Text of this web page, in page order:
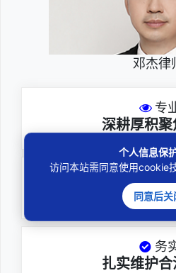
邓杰律
专
深耕厚积
尽
全力办理委
务
扎实维护
个人信息保
访问本站需同意使用cookie
同意后关